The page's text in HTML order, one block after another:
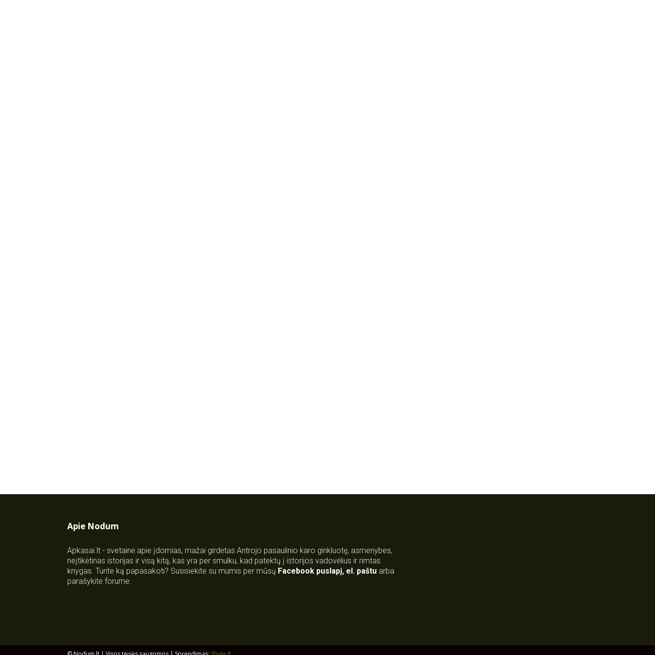
Apie Nodum
Apkasai.lt - svetainė apie įdomias, mažai girdėtas Antrojo pasaulinio karo ginkluotę, asmenybes,
neįtikėtinas istorijas ir visą kitą, kas yra per smulku, kad patektų į istorijos vadovėlius ir rimtas
knygas. Turite ką papasakoti? Susisiekite su mumis per mūsų Facebook puslapį, el. paštu arba
parašykite forume.